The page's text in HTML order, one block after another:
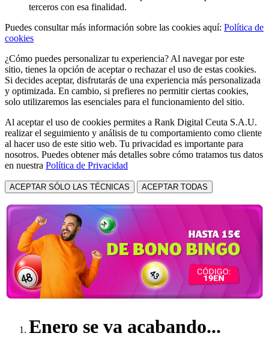
terceros con esa finalidad.
Puedes consultar más información sobre las cookies aquí: Política de
cookies
¿Cómo puedes personalizar tu experiencia? Al navegar por este
sitio, tienes la opción de aceptar o rechazar el uso de estas cookies.
Si decides aceptar, disfrutarás de una experiencia más personalizada
y optimizada. En cambio, si prefieres no permitir ciertas cookies,
solo utilizaremos las esenciales para el funcionamiento del sitio.
Al aceptar el uso de cookies permites a Rank Digital Ceuta S.A.U.
realizar el seguimiento y análisis de tu comportamiento como cliente
al hacer uso de este sitio web. Tu privacidad es importante para
nosotros. Puedes obtener más detalles sobre cómo tratamos tus datos
en nuestra Política de Privacidad
ACEPTAR SÓLO LAS TÉCNICAS ACEPTAR TODAS
Enero se va acabando...